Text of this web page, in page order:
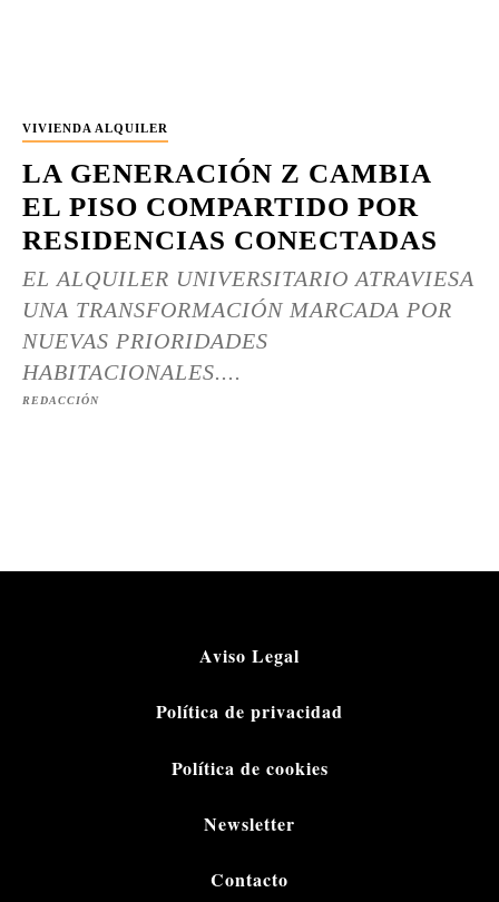
VIVIENDA ALQUILER
LA GENERACIÓN Z CAMBIA
EL PISO COMPARTIDO POR
RESIDENCIAS CONECTADAS
EL ALQUILER UNIVERSITARIO ATRAVIESA
UNA TRANSFORMACIÓN MARCADA POR
NUEVAS PRIORIDADES
HABITACIONALES....
REDACCIÓN
Aviso Legal
Política de privacidad
Política de cookies
Newsletter
Contacto